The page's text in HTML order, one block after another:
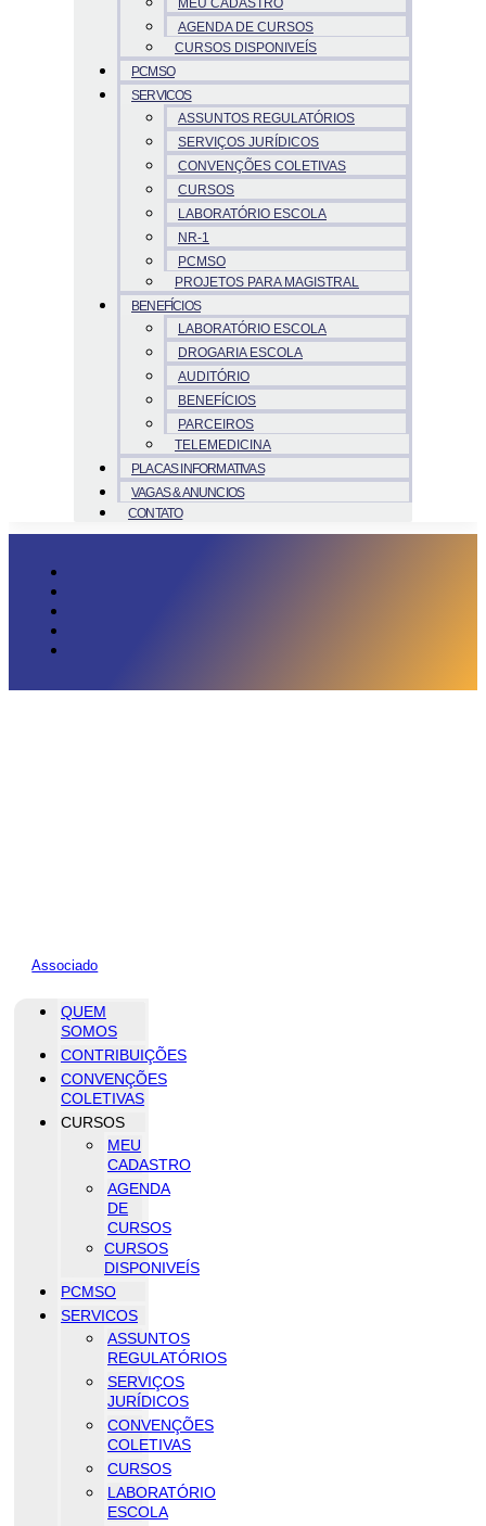
AGENDA DE CURSOS
CURSOS DISPONIVEÍS
PCMSO
SERVICOS
ASSUNTOS REGULATÓRIOS
SERVIÇOS JURÍDICOS
CONVENÇÕES COLETIVAS
CURSOS
LABORATÓRIO ESCOLA
NR-1
PCMSO
PROJETOS PARA MAGISTRAL
BENEFÍCIOS
LABORATÓRIO ESCOLA
DROGARIA ESCOLA
AUDITÓRIO
BENEFÍCIOS
PARCEIROS
TELEMEDICINA
PLACAS INFORMATIVAS
VAGAS & ANUNCIOS
CONTATO
Associado
QUEM
SOMOS
CONTRIBUIÇÕES
CONVENÇÕES
COLETIVAS
CURSOS
MEU
CADASTRO
AGENDA
DE
CURSOS
CURSOS
DISPONIVEÍS
PCMSO
SERVICOS
ASSUNTOS
REGULATÓRIOS
SERVIÇOS
JURÍDICOS
CONVENÇÕES
COLETIVAS
CURSOS
LABORATÓRIO
ESCOLA